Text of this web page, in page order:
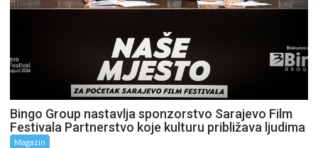
Bingo Group nastavlja sponzorstvo Sarajevo Film
Festivala Partnerstvo koje kulturu približava ljudima
Magazin